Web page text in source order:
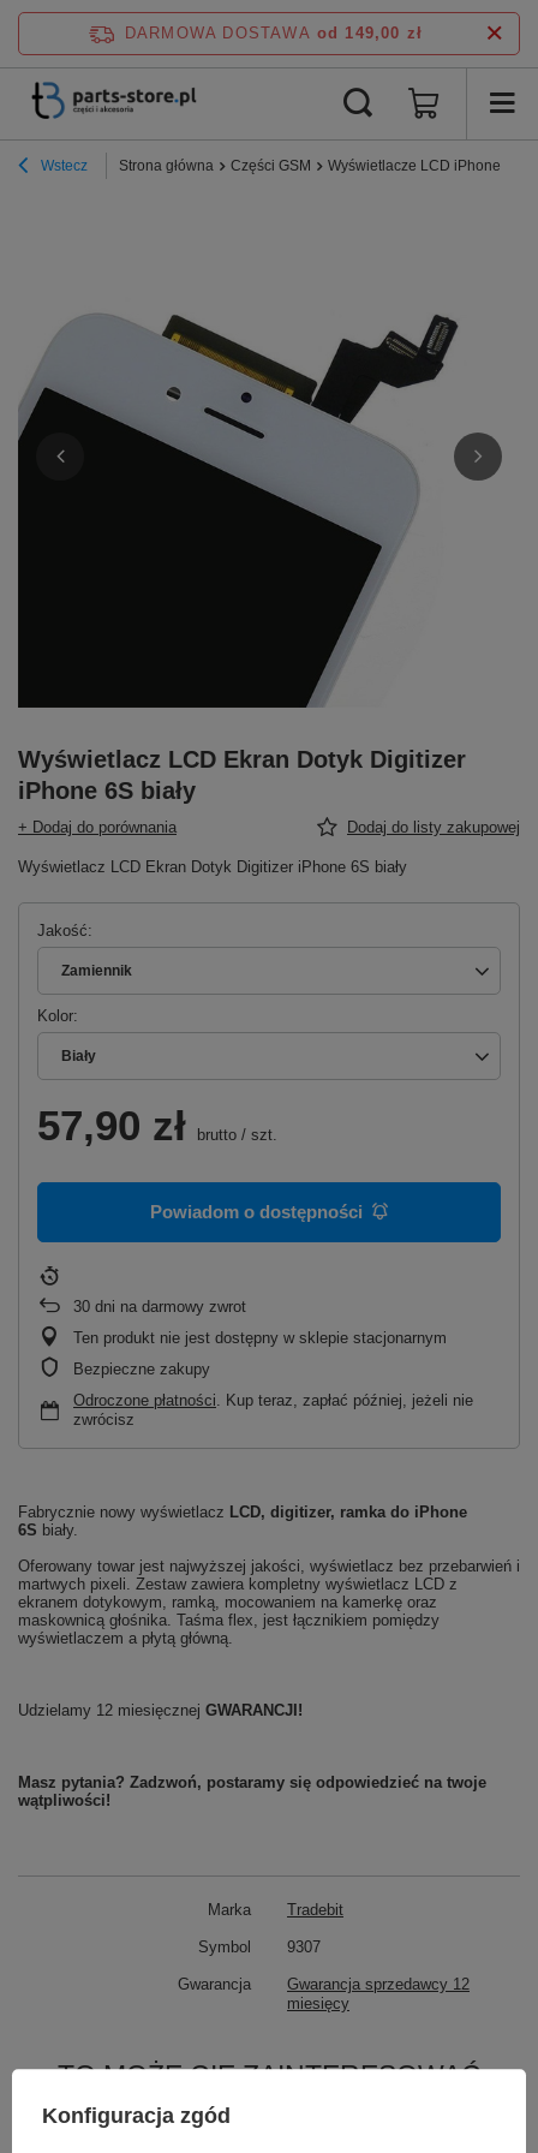
DARMOWA DOSTAWA od 149,00 zł
Wstecz Strona główna Części GSM Wyświetlacze LCD iPhone
Wyświetlacz LCD Ekran Dotyk Digitizer
iPhone 6S biały
+ Dodaj do porównania Dodaj do listy zakupowej
Wyświetlacz LCD Ekran Dotyk Digitizer iPhone 6S biały
Jakość
Zamiennik
Kolor
Biały
57,90 zł brutto / szt.
Powiadom o dostępności
30 dni na darmowy zwrot
Ten produkt nie jest dostępny w sklepie stacjonarnym
Bezpieczne zakupy
Odroczone płatności . Kup teraz, zapłać później, jeżeli nie
zwrócisz
Fabrycznie nowy wyświetlacz LCD, digitizer, ramka do iPhone
6S biały.
Oferowany towar jest najwyższej jakości, wyświetlacz bez przebarwień i
martwych pixeli. Zestaw zawiera kompletny wyświetlacz LCD z
ekranem dotykowym, ramką, mocowaniem na kamerkę oraz
maskownicą głośnika. Taśma flex, jest łącznikiem pomiędzy
wyświetlaczem a płytą główną.
Udzielamy 12 miesięcznej GWARANCJI!
Masz pytania? Zadzwoń, postaramy się odpowiedzieć na twoje
wątpliwości!
Marka Tradebit
Symbol 9307
Gwarancja
Gwarancja sprzedawcy 12
miesięcy
TO MOŻE CIĘ ZAINTERESOWAĆ
Konfiguracja zgód